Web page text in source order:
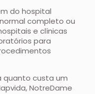
do hospital
completo ou
e clínicas
para
quanto custa um
NotreDame